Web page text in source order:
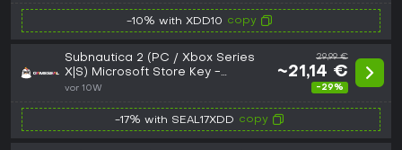
-10% with XDD10 copy
Subnautica 2 (PC / Xbox Series
X|S) Microsoft Store Key -
GLOBAL
vor 10W
29,99 €
~21,14 €
-29%
-17% with SEAL17XDD copy